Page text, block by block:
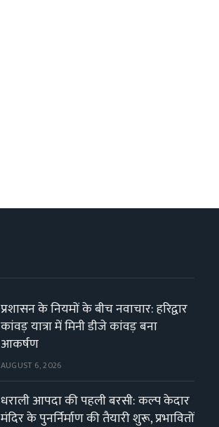
प्रशासन के नियमों के बीच नवाचार: हरिद्वार
कांवड़ यात्रा में मिनी डीजे कांवड़ बना
आकर्षण
AUGUST 6, 2026
धराली आपदा की पहली बरसी: कल्प केदार
मंदिर के पुनर्निर्माण की तैयारी शुरू, प्रभावितों